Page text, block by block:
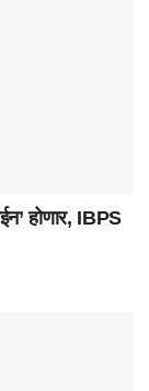
होणार, IBPS